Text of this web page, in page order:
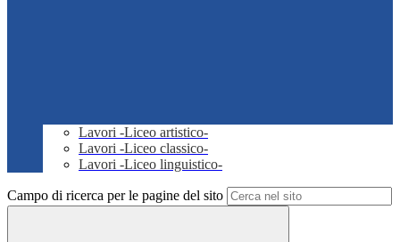
Lavori -Liceo artistico-
Lavori -Liceo classico-
Lavori -Liceo linguistico-
Campo di ricerca per le pagine del sito